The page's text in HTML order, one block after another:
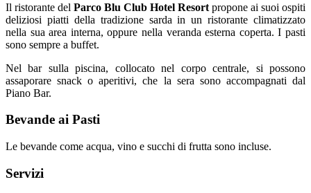
Il ristorante del Parco Blu Club Hotel Resort propone ai suoi ospiti
deliziosi piatti della tradizione sarda in un ristorante climatizzato
nella sua area interna, oppure nella veranda esterna coperta. I pasti
sono sempre a buffet.
Nel bar sulla piscina, collocato nel corpo centrale, si possono
assaporare snack o aperitivi, che la sera sono accompagnati dal
Piano Bar.
Bevande ai Pasti
Le bevande come acqua, vino e succhi di frutta sono incluse.
Servizi